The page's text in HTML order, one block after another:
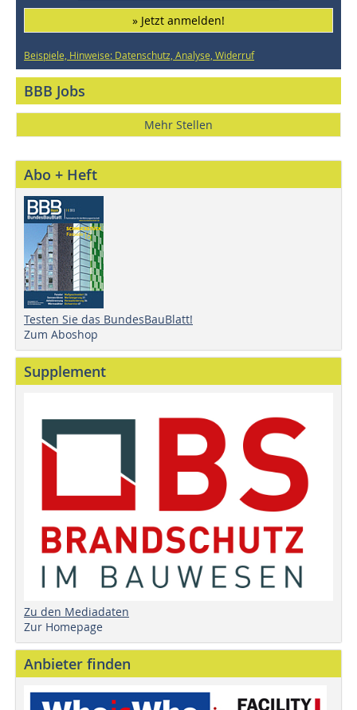
» Jetzt anmelden!
Beispiele, Hinweise: Datenschutz, Analyse, Widerruf
BBB Jobs
Mehr Stellen
Abo + Heft
Testen Sie das BundesBauBlatt!
Zum Aboshop
Supplement
Zu den Mediadaten
Zur Homepage
Anbieter finden